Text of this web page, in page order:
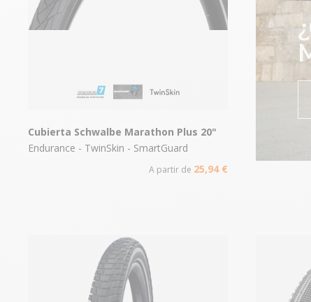
Cubierta Schwalbe Marathon Plus 20"
Endurance - TwinSkin - SmartGuard
A partir de 25,94 €